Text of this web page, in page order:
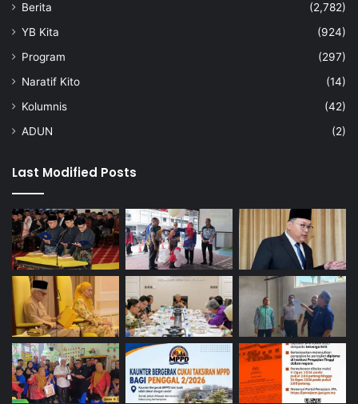
n
B
r
j
a
n
c
a
r
Berita
(2,782)
YB Kita
(924)
Program
(297)
Naratif Kito
(14)
Kolumnis
(42)
ADUN
(2)
Last Modified Posts